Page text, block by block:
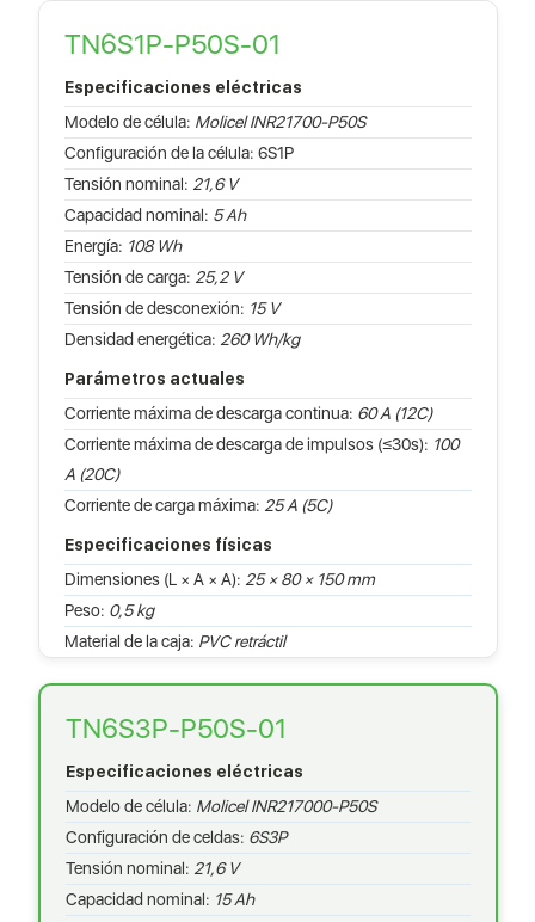
TN6S1P-P50S-01
Especificaciones eléctricas
Modelo de célula: Molicel INR21700-P50S
Configuración de la célula: 6S1P
Tensión nominal: 21,6 V
Capacidad nominal: 5 Ah
Energía: 108 Wh
Tensión de carga: 25,2 V
Tensión de desconexión: 15 V
Densidad energética: 260 Wh/kg
Parámetros actuales
Corriente máxima de descarga continua: 60 A (12C)
Corriente máxima de descarga de impulsos (≤30s): 100
A (20C)
Corriente de carga máxima: 25 A (5C)
Especificaciones físicas
Dimensiones (L × A × A): 25 × 80 × 150 mm
Peso: 0,5 kg
Material de la caja: PVC retráctil
TN6S3P-P50S-01
Especificaciones eléctricas
Modelo de célula: Molicel INR217000-P50S
Configuración de celdas: 6S3P
Tensión nominal: 21,6 V
Capacidad nominal: 15 Ah